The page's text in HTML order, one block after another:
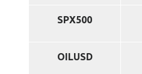
SPX500
OILUSD